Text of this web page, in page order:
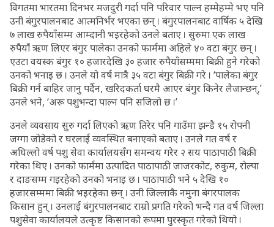
विगतमा भारतमा दिनभर मजदुरी गर्दा पनि परिवार पाल्न हम्मेहम्मे भए पनि
उनी बंगुरपालनबाट आत्मनिर्भर भएका छन् । बंगुरपालनबाट वार्षिक ५ देखि
७ लाख रुपैयाँसम्म आम्दानी भइरहेको उनले बताए । सुरुमा एक लाख
रुपैयाँ ऋण लिएर बंगुर पालेका उनको फार्ममा अहिले ४० वटा बंगुर छन् ।
एउटा वयस्क बंगुर १० हजारदेखि ३० हजार रुपैयाँसम्ममा बिक्री हुने गरेको
उनको भनाइ छ । उनले यो वर्ष मात्रै ३५ वटा बंगुर बिक्री गरे । ‘पालेका बंगुर
बिक्री गर्न बाहिर जानु पर्दैन, खरिदकर्ता घरमै आएर बंगुर किनेर लैजान्छन्,’
उनले भने, ‘अरू पशुभन्दा पाल्न पनि सजिलो छ ।’
उनले व्यवसाय सुरु गर्दा लिएको ऋण तिरेर पनि गाउँमा झन्डै १५ रोपनी
जग्गा जोडेको र घरलाई व्यवस्थित बनाएको बताए । उनले गत वर्ष र
अघिल्लो वर्ष पशु सेवा कार्यालयसँग समन्वय गरेर २ सय पाठापाठी बिक्री
गरेका थिए । उनको फार्ममा उत्पादित पाठापाठी जाजरकोट, रुकुम, रोल्पा
र दाङसम्म गइरहेको उनको भनाइ छ । पाठापाठी भने ५ देखि १०
हजारसम्ममा बिक्री भइरहेका छन् । उनी जिल्लाकै नमुना बंगरपालक
किसान हुन् । उनलाई बंगुरपालनबाट राम्रो प्रगति गरेको भन्दै गत वर्ष जिल्ला
पशुसेवा कार्यालयले उत्कृष्ट किसानको रूपमा पुरस्कृत गरेको थियो ।